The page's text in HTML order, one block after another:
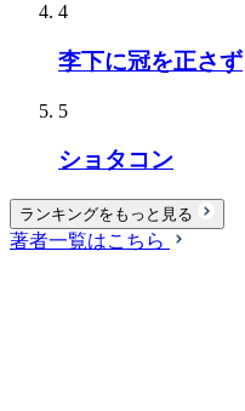
4
李下に冠を正さず
5
ショタコン
ランキングをもっと見る
著者一覧はこちら